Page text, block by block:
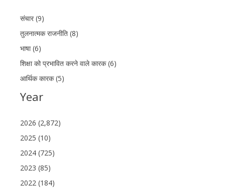
संचार (9)
तुलनात्मक राजनीति (8)
भाषा (6)
शिक्षा को प्रभावित करने वाले कारक (6)
आर्थिक कारक (5)
Year
2026 (2,872)
2025 (10)
2024 (725)
2023 (85)
2022 (184)